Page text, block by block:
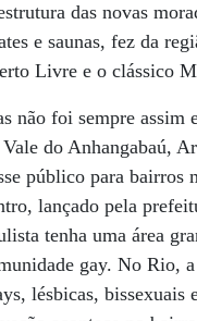
das novas
e saunas, fez da
Livre e o clássico
não foi sempre assim
do Anhangabaú,
público para bairros
lançado pela
tenha uma área
gay. No Rio,
lésbicas, bissexuais